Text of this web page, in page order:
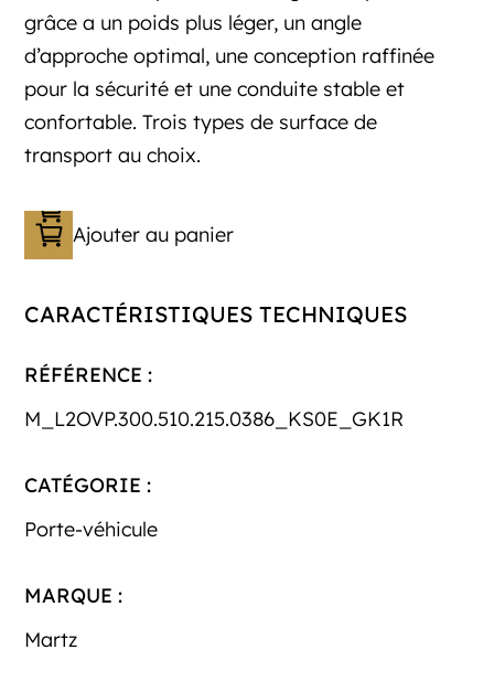
grâce a un poids plus léger, un angle
d’approche optimal, une conception raffinée
pour la sécurité et une conduite stable et
confortable. Trois types de surface de
transport au choix.
Ajouter au panier
CARACTÉRISTIQUES TECHNIQUES
RÉFÉRENCE :
M_L2OVP.300.510.215.0386_KS0E_GK1R
CATÉGORIE :
Porte-véhicule
MARQUE :
Martz